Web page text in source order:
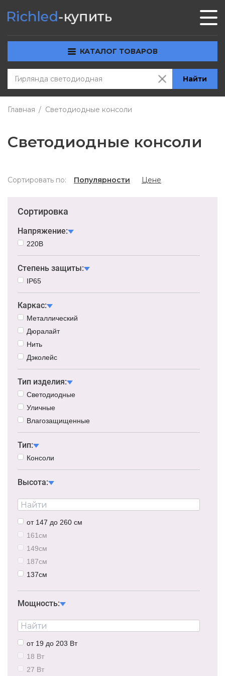
КАТАЛОГ ТОВАРОВ
Найти
Главная Светодиодные консоли
Светодиодные консоли
Сортировать по: Популярности Цене
Сортировка
Напряжение:
220В
Степень защиты:
IP65
Каркас:
Металлический
Дюралайт
Нить
Дэколейс
Тип изделия:
Светодиодные
Уличные
Влагозащищенные
Тип:
Консоли
Высота:
от 147 до 260 см
161см
149см
187см
137см
190см
Мощность:
от 19 до 203 Вт
18 Вт
27 Вт